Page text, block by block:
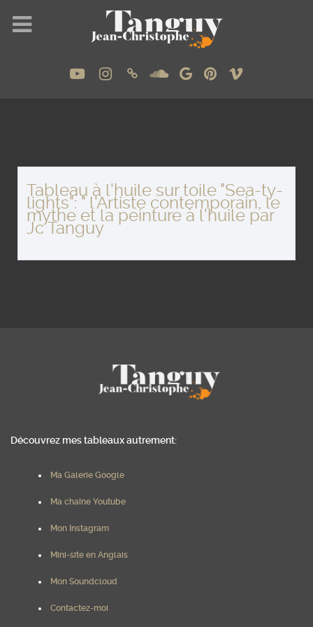
Tableau à l'huile sur toile "Sea-ty-
lights": " l'Artiste contemporain, le
mythe et la peinture à l'huile par
Jc Tanguy
Découvrez mes tableaux autrement:
Ma Galerie Google
Ma chaîne Youtube
Mon Instagram
Mini-site en Anglais
Mon Soundcloud
Contactez-moi